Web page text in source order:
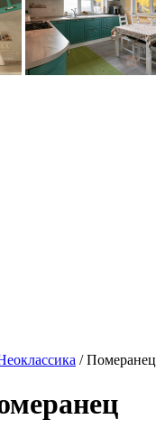
/ Померанец